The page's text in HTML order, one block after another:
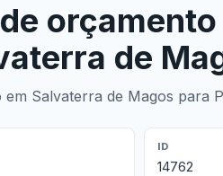
de
em Salvaterra de Magos para
ID
14762